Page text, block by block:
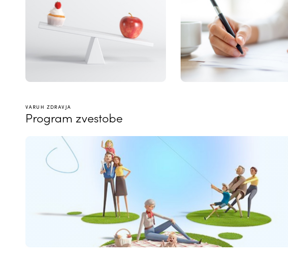
VARUH ZDRAVJA
Program zvestobe